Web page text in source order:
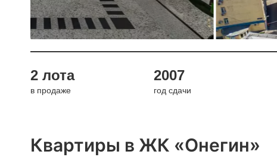
2 лота
в продаже
2007
год сдачи
Квартиры в ЖК «Онегин»